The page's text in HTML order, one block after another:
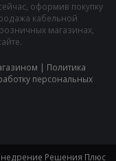
оформив покупку
кабельной
магазинах,
| Политика
персональных
Решения Плюс